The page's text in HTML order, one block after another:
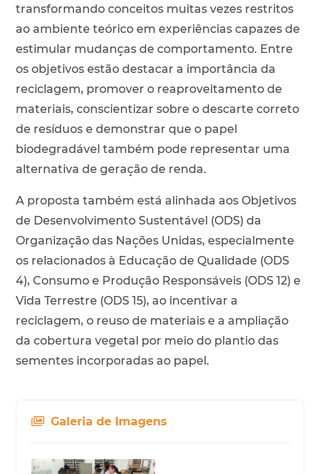
transformando conceitos muitas vezes restritos
ao ambiente teórico em experiências capazes de
estimular mudanças de comportamento. Entre
os objetivos estão destacar a importância da
reciclagem, promover o reaproveitamento de
materiais, conscientizar sobre o descarte correto
de resíduos e demonstrar que o papel
biodegradável também pode representar uma
alternativa de geração de renda.
A proposta também está alinhada aos Objetivos
de Desenvolvimento Sustentável (ODS) da
Organização das Nações Unidas, especialmente
os relacionados à Educação de Qualidade (ODS
4), Consumo e Produção Responsáveis (ODS 12) e
Vida Terrestre (ODS 15), ao incentivar a
reciclagem, o reuso de materiais e a ampliação
da cobertura vegetal por meio do plantio das
sementes incorporadas ao papel.
Galeria de Imagens